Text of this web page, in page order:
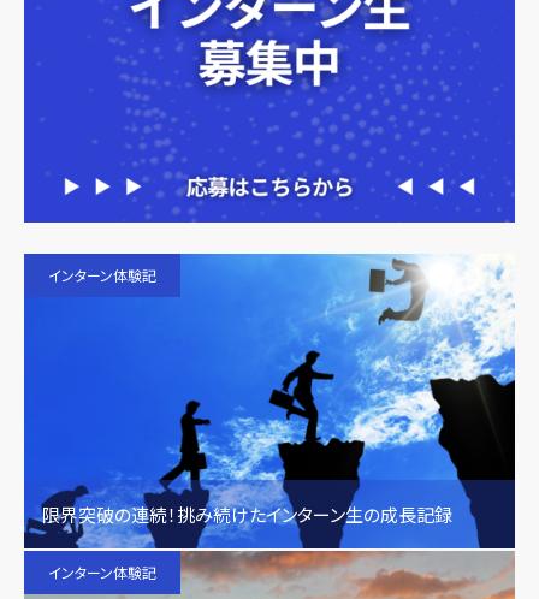
インターン体験記
限界突破の連続！挑み続けたインターン生の成長記録
インターン体験記